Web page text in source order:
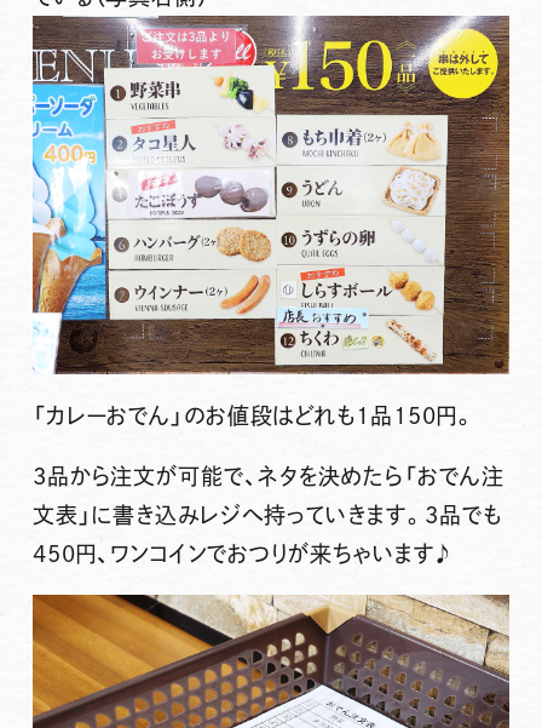
「カレーおでん」のお値段はどれも1品150円。
3品から注文が可能で、ネタを決めたら 「おでん注
文表」に書き込みレジへ持っていきます。 3品でも
450円、ワンコインでおつりが来ちゃいます♪